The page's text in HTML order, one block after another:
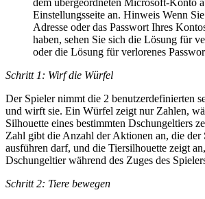
dem übergeordneten Microsoft-Konto
Einstellungsseite an. Hinweis Wenn
Adresse oder das Passwort Ihres
haben, sehen Sie sich die Lösung für
oder die Lösung für verlorenes
Schritt 1: Wirf die Würfel
Der Spieler nimmt die 2 benutzerdefinierten
und wirft sie. Ein Würfel zeigt nur Zahlen,
Silhouette eines bestimmten Dschungeltiers
Zahl gibt die Anzahl der Aktionen an, die der
ausführen darf, und die Tiersilhouette zeigt
Dschungeltier während des Zuges des
Schritt 2: Tiere bewegen